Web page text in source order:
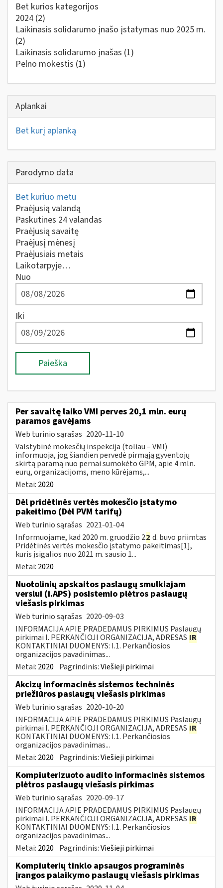
Bet kurios kategorijos
2024 (2)
Laikinasis solidarumo įnašo įstatymas nuo 2025 m.
(2)
Laikinasis solidarumo įnašas (1)
Pelno mokestis (1)
Aplankai
Bet kurį aplanką
Parodymo data
Bet kuriuo metu
Praėjusią valandą
Paskutines 24 valandas
Praėjusią savaitę
Praėjusį mėnesį
Praėjusiais metais
Laikotarpyje…
Nuo
Iki
Paieška
Per savaitę laiko VMI perves 20,1 mln. eurų
paramos gavėjams
Web turinio sąrašas 2020-11-10
Valstybinė mokesčių inspekcija (toliau – VMI)
informuoja, jog šiandien pervedė pirmąją gyventojų
skirtą paramą nuo pernai sumokėto GPM, apie 4 mln.
eurų, organizacijoms, meno kūrėjams,...
Metai: 2020
Dėl pridėtinės vertės mokesčio įstatymo
pakeitimo (Dėl PVM tarifų)
Web turinio sąrašas 2021-01-04
Informuojame, kad 2020 m. gruodžio 22 d. buvo priimtas
Pridėtinės vertės mokesčio įstatymo pakeitimas[1],
kuris įsigalios nuo 2021 m. sausio 1...
Metai: 2020
Nuotolinių apskaitos paslaugų smulkiajam
verslui (i.APS) posistemio plėtros paslaugų
viešasis pirkimas
Web turinio sąrašas 2020-09-03
INFORMACIJA APIE PRADEDAMUS PIRKIMUS Paslaugų
pirkimai I. PERKANČIOJI ORGANIZACIJA, ADRESAS IR
KONTAKTINIAI DUOMENYS: I.1. Perkančiosios
organizacijos pavadinimas...
Metai: 2020 Pagrindinis:Viešieji pirkimai
Akcizų informacinės sistemos techninės
priežiūros paslaugų viešasis pirkimas
Web turinio sąrašas 2020-10-20
INFORMACIJA APIE PRADEDAMUS PIRKIMUS Paslaugų
pirkimai I. PERKANČIOJI ORGANIZACIJA, ADRESAS IR
KONTAKTINIAI DUOMENYS: I.1. Perkančiosios
organizacijos pavadinimas...
Metai: 2020 Pagrindinis:Viešieji pirkimai
Kompiuterizuoto audito informacinės sistemos
plėtros paslaugų viešasis pirkimas
Web turinio sąrašas 2020-09-17
INFORMACIJA APIE PRADEDAMUS PIRKIMUS Paslaugų
pirkimai I. PERKANČIOJI ORGANIZACIJA, ADRESAS IR
KONTAKTINIAI DUOMENYS: I.1. Perkančiosios
organizacijos pavadinimas...
Metai: 2020 Pagrindinis:Viešieji pirkimai
Kompiuterių tinklo apsaugos programinės
įrangos palaikymo paslaugų viešasis pirkimas